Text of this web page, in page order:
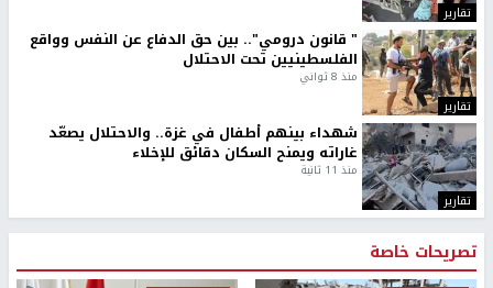
تقارير
تقارير
" قانون درومي".. بين حق الدفاع عن النفس وواقع
الفلسطينيين تحت الاحتلال
منذ 8 ثواني
تقارير
شهداء بينهم أطفال في غزة.. والاحتلال يصعّد
غاراته ويمنح السكان دقائق للإخلاء
منذ 11 ثانية
تصريحات خاصة